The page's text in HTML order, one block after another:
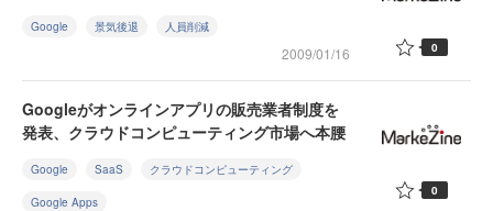
Google 景気後退 人員削減
2009/01/16 0
Googleがオンラインアプリの販売業者制度を
発表、クラウドコンピューティング市場へ本腰
Google SaaS クラウドコンピューティング
Google Apps
0